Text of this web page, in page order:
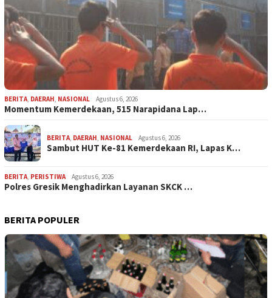
BERITA, DAERAH, NASIONAL Agustus 6, 2026
Momentum Kemerdekaan, 515 Narapidana Lap…
BERITA, DAERAH, NASIONAL Agustus 6, 2026
Sambut HUT Ke-81 Kemerdekaan RI, Lapas K…
BERITA, PERISTIWA Agustus 6, 2026
Polres Gresik Menghadirkan Layanan SKCK …
BERITA POPULER